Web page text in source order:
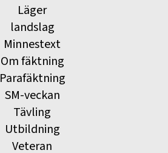
Läger
landslag
Minnestext
Om fäktning
Parafäktning
SM-veckan
Tävling
Utbildning
Veteran